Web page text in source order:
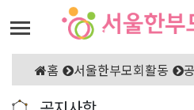
홈 서울한부모회활동